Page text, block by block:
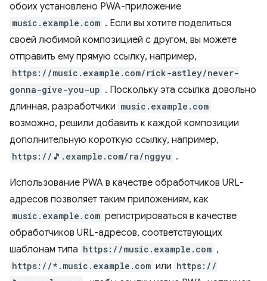
обоих установлено PWA-приложение
music.example.com . Если вы хотите поделиться
своей любимой композицией с другом, вы можете
отправить ему прямую ссылку, например,
https://music.example.com/rick-astley/never-
gonna-give-you-up . Поскольку эта ссылка довольно
длинная, разработчики music.example.com
возможно, решили добавить к каждой композиции
дополнительную короткую ссылку, например,
https://🎵.example.com/ra/nggyu .
Использование PWA в качестве обработчиков URL-
адресов позволяет таким приложениям, как
music.example.com регистрироваться в качестве
обработчиков URL-адресов, соответствующих
шаблонам типа https://music.example.com ,
https://*.music.example.com или https://